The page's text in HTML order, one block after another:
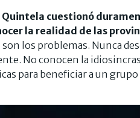
Quintela cuestionó
la realidad de las
los problemas. Nunca
No conocen la
para beneficiar a un